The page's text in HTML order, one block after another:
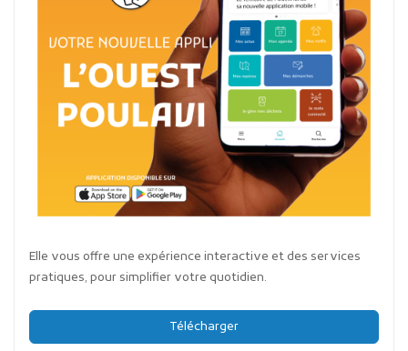
Elle vous offre une expérience interactive et des services
pratiques, pour simplifier votre quotidien.
Télécharger